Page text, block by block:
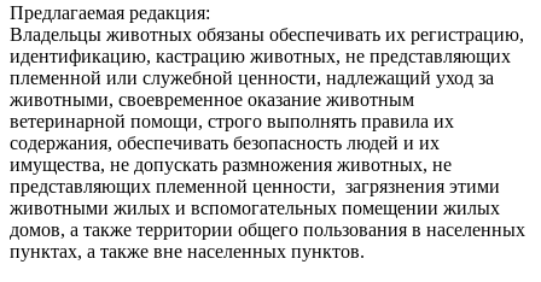
Предлагаемая редакция:
Владельцы животных обязаны обеспечивать их регистрацию,
идентификацию, кастрацию животных, не представляющих
племенной или служебной ценности, надлежащий‌ уход за
животными, своевременное оказание животным
ветеринарной‌ помощи, строго выполнять правила их
содержания, обеспечивать безопасность людей‌ и их
имущества, не допускать размножения животных, не
представляющих племенной ценности, загрязнения этими
животными жилых и вспомогательных помещении‌ жилых
домов, а также территории общего пользования в населенных
пунктах, а также вне населенных пунктов.